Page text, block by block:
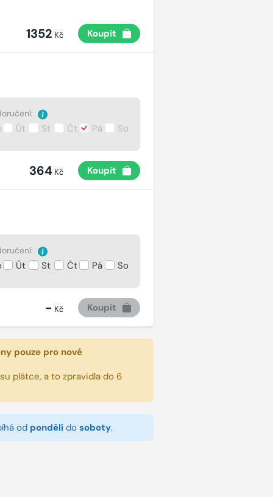
1352 Kč Koupit
Út St Čt Pá So
364Kč Koupit
Út St Čt Pá So
- Kč Koupit
pouze pro nové
plátce, a to zpravidla do 6
od pondělído soboty.